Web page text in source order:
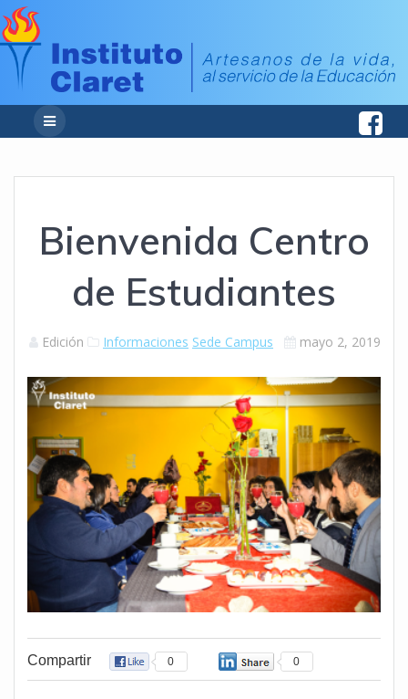
Bienvenida Centro
de Estudiantes
Edición Informaciones Sede Campus mayo 2, 2019
Compartir 0 0